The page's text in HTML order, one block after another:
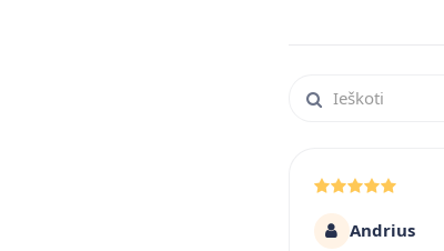
Ieškoti atsiliepimuose
Andrius